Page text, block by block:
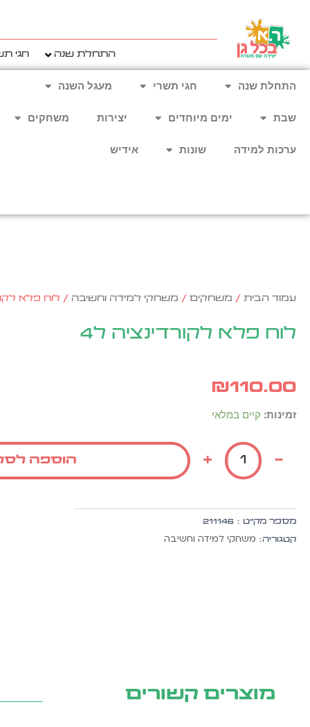
התחלת שנה חגי
התחלת שנה חגי תשרי מעגל השנה
שבת ימים מיוחדים יצירות משחקים
ערכות למידה שונות אידיש
עמוד הבית / משחקים / משחקי למידה וחשיבה / לוח פלא
לוח פלא לקורדינציה ל4
₪110.00
זמינות: קיים במלאי
-
כמות
לוח
פלא
לקורדינציה
+ הוספה
מספר מק״ט : 211146
קטגוריה: משחקי למידה וחשיבה
מוצרים קשורים